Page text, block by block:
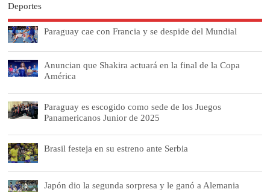
Deportes
Paraguay cae con Francia y se despide del Mundial
Anuncian que Shakira actuará en la final de la Copa
América
Paraguay es escogido como sede de los Juegos
Panamericanos Junior de 2025
Brasil festeja en su estreno ante Serbia
Japón dio la segunda sorpresa y le ganó a Alemania